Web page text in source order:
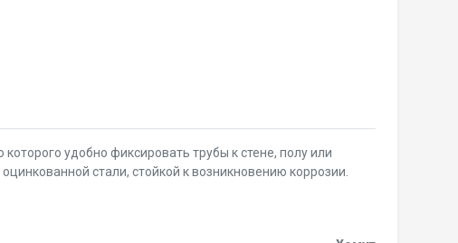
удобно фиксировать трубы к стене, полу или
стали, стойкой к возникновению коррозии.